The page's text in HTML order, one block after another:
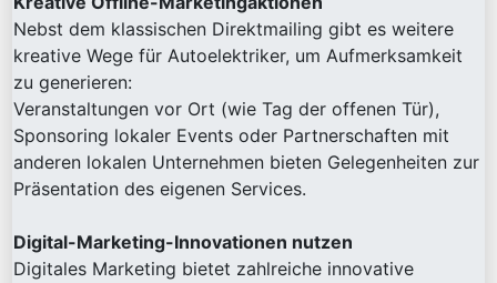
Nebst dem klassischen Direktmailing gibt es weitere
kreative Wege für Autoelektriker, um Aufmerksamkeit
zu generieren:
Veranstaltungen vor Ort (wie Tag der offenen Tür),
Sponsoring lokaler Events oder Partnerschaften mit
anderen lokalen Unternehmen bieten Gelegenheiten zur
Präsentation des eigenen Services.
Digital-Marketing-Innovationen nutzen
Digitales Marketing bietet zahlreiche innovative